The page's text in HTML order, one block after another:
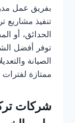
بفريق عمل
تنفيذ مشاريع
الحدائق، أو
توفر أفضل
الصيانة
ممتازة
شركات